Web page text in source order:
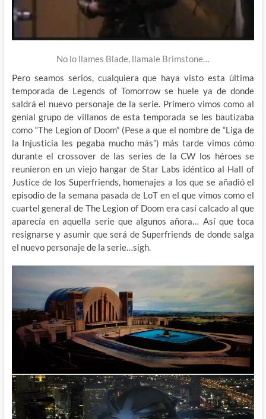
No lo llames Blade, llamale Brimstone…
Pero seamos serios, cualquiera que haya visto esta última
temporada de Legends of Tomorrow se huele ya de donde
saldrá el nuevo personaje de la serie. Primero vimos como al
genial grupo de villanos de esta temporada se les bautizaba
como “The Legion of Doom” (Pese a que el nombre de “Liga de
la Injusticia les pegaba mucho más”) más tarde vimos cómo
durante el crossover de las series de la CW los héroes se
reunieron en un viejo hangar de Star Labs idéntico al Hall of
Justice de los Superfriends, homenajes a los que se añadió el
episodio de la semana pasada de LoT en el que vimos como el
cuartel general de The Legion of Doom era casi calcado al que
aparecía en aquella serie que algunos añora… Así que toca
resignarse y asumir que será de Superfriends de donde salga
el nuevo personaje de la serie…sigh.